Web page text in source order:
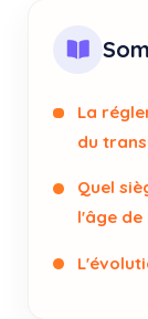
La
du
Quel
l'âge de